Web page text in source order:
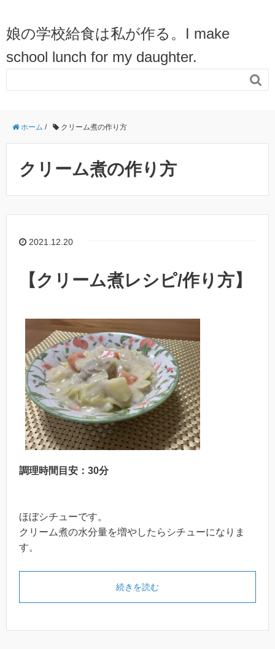
娘の学校給食は私が作る。I make
school lunch for my daughter.

ホーム / クリーム煮の作り方
クリーム煮の作り方
2021.12.20
【クリーム煮レシピ/作り方】
調理時間目安：30分
ほぼシチューです。
クリーム煮の水分量を増やしたらシチューになりま
す。
続きを読む